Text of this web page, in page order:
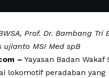
Prof. Dr. Bambang
ujianto MSI Med spB
– Yayasan Badan
lokomotif peradaban